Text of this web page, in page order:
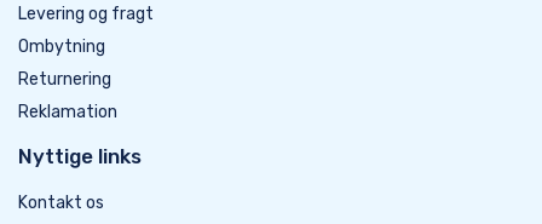
Levering og fragt
Ombytning
Returnering
Reklamation
Nyttige links
Kontakt os